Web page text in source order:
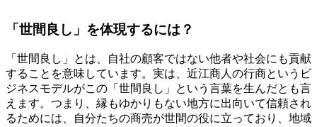
「世間良し」を体現するには？
「世間良し」とは、自社の顧客ではない他者や社会にも貢献
することを意味しています。実は、近江商人の行商というビ
ジネスモデルがこの「世間良し」という言葉を生んだとも言
えます。つまり、縁もゆかりもない地方に出向いて信頼され
るためには、自分たちの商売が世間の役に立っており、地域